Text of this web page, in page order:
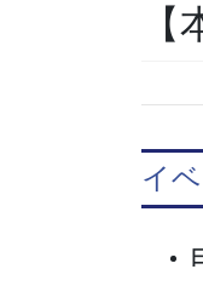
イ